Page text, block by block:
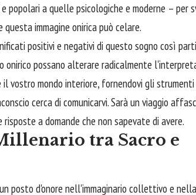
a quelle psicologiche e moderne – per
immagine onirica può celare.
positivi e negativi di questo sogno così
possano alterare radicalmente
vostro mondo interiore, fornendovi gli
cerca di comunicarvi. Sarà un viaggio
a domande che non sapevate di avere.
tra Sacro e
posto d'onore nell'immaginario collettivo e